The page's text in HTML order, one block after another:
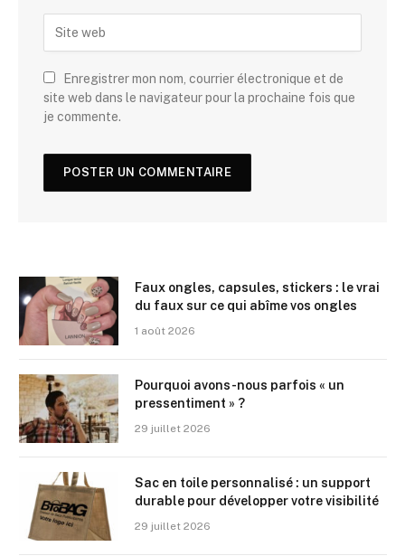
Enregistrer mon nom, courrier électronique et de
site web dans le navigateur pour la prochaine fois que
je commente.
Faux ongles, capsules, stickers : le vrai
du faux sur ce qui abîme vos ongles
1 août 2026
Pourquoi avons-nous parfois « un
pressentiment » ?
29 juillet 2026
Sac en toile personnalisé : un support
durable pour développer votre visibilité
29 juillet 2026